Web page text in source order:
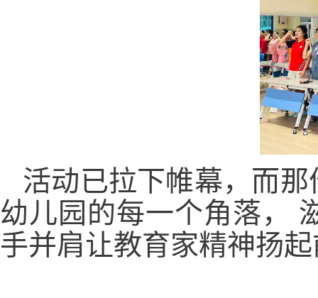
活动已拉下帷幕，而
幼儿园的每一个角落，
手并肩让教育家精神扬